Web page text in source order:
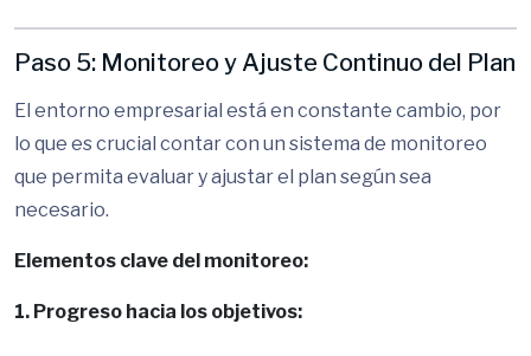
Paso 5: Monitoreo y Ajuste Continuo del Plan
El entorno empresarial está en constante cambio, por
lo que es crucial contar con un sistema de monitoreo
que permita evaluar y ajustar el plan según sea
necesario.
Elementos clave del monitoreo:
1. Progreso hacia los objetivos: